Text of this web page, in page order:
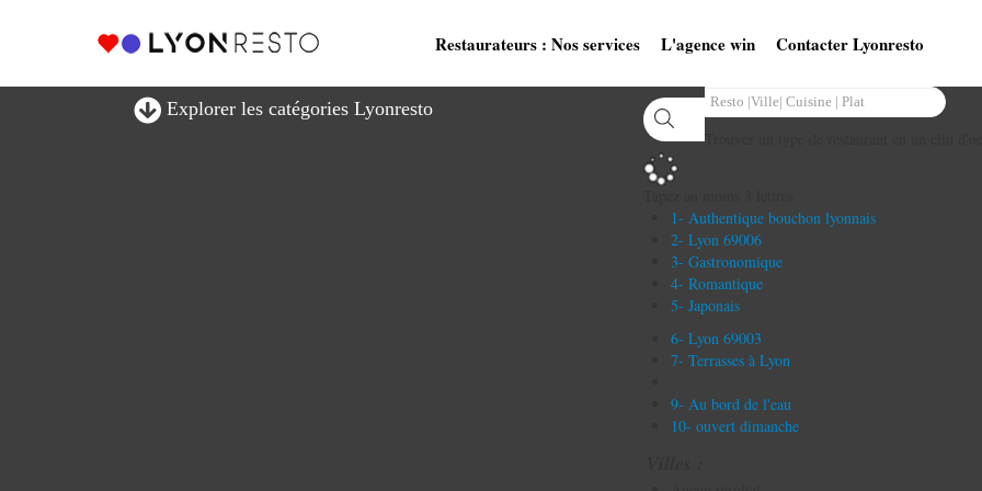
Restaurateurs : Nos services L'agence win Contacter Lyonresto
Explorer les catégories Lyonresto
1- Authentique bouchon lyonnais
2- Lyon 69006
3- Gastronomique
4- Romantique
5- Japonais
6- Lyon 69003
7- Terrasses à Lyon
9- Au bord de l'eau
10- ouvert dimanche